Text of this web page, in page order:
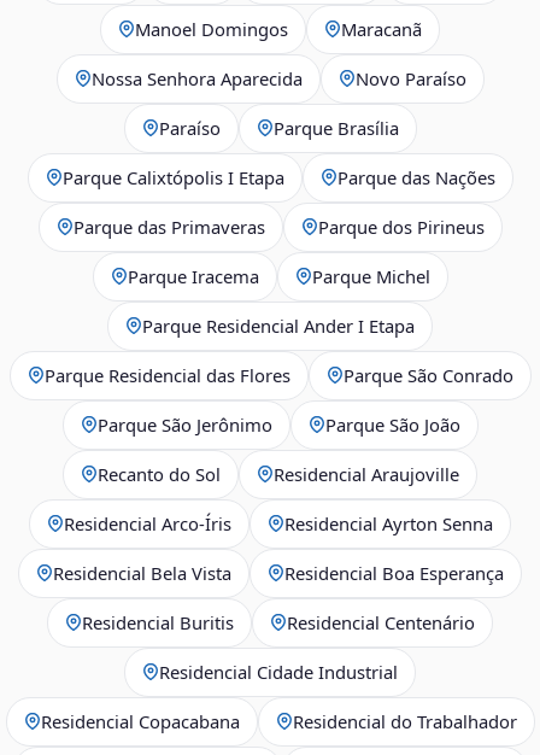
Manoel Domingos Maracanã
Nossa Senhora Aparecida Novo Paraíso
Paraíso Parque Brasília
Parque Calixtópolis I Etapa Parque das Nações
Parque das Primaveras Parque dos Pirineus
Parque Iracema Parque Michel
Parque Residencial Ander I Etapa
Parque Residencial das Flores Parque São Conrado
Parque São Jerônimo Parque São João
Recanto do Sol Residencial Araujoville
Residencial Arco‑Íris Residencial Ayrton Senna
Residencial Bela Vista Residencial Boa Esperança
Residencial Buritis Residencial Centenário
Residencial Cidade Industrial
Residencial Copacabana Residencial do Trabalhador